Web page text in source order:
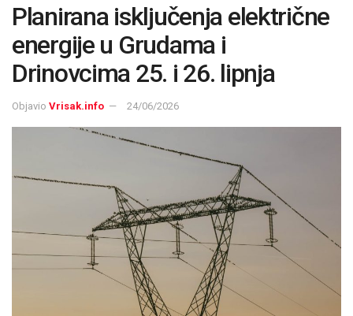
Planirana isključenja električne
energije u Grudama i
Drinovcima 25. i 26. lipnja
Objavio Vrisak.info 24/06/2026